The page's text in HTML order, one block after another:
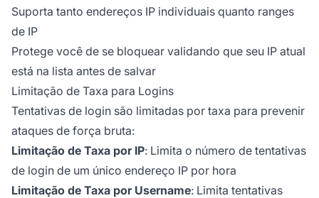
Suporta tanto endereços IP individuais quanto ranges
de IP
Protege você de se bloquear validando que seu IP atual
está na lista antes de salvar
Limitação de Taxa para Logins
Tentativas de login são limitadas por taxa para prevenir
ataques de força bruta:
Limitação de Taxa por IP: Limita o número de tentativas
de login de um único endereço IP por hora
Limitação de Taxa por Username: Limita tentativas